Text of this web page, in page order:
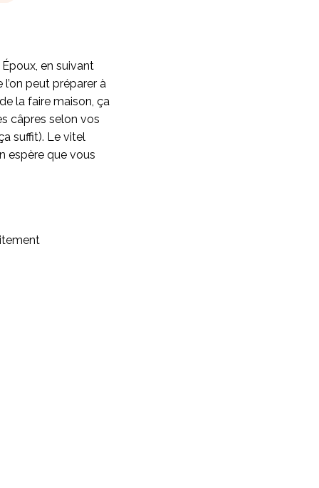
en suivant
peut préparer à
la faire maison, ça
câpres selon vos
suffit). Le vitel
espère que vous